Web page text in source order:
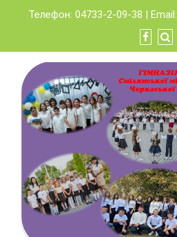
content
Телефон: 04733-2-09-38 | Email: